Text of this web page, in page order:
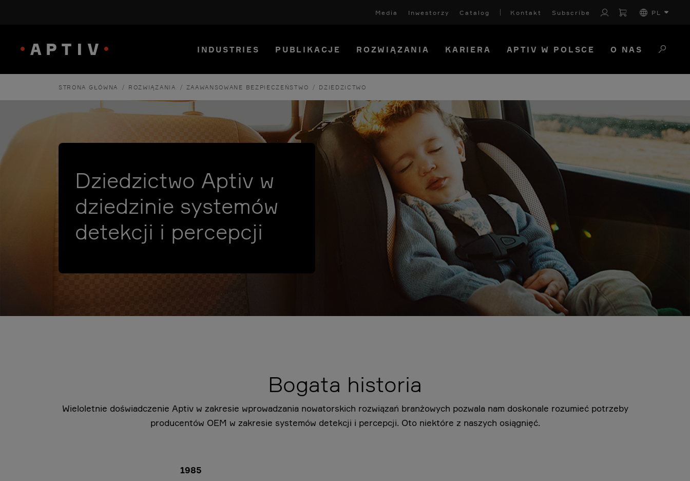
STRONA GŁÓWNA / ROZWIĄZANIA / ZAAWANSOWANE BEZPIECZEŃSTWO / DZIEDZICTWO
Media Inwestorzy Catalog Kontakt Subscribe PL
INDUSTRIES PUBLIKACJE ROZWIĄZANIA KARIERA APTIV W POLSCE O NAS
Dziedzictwo Aptiv w
dziedzinie systemów
detekcji i percepcji
Bogata historia
Wieloletnie doświadczenie Aptiv w zakresie wprowadzania nowatorskich rozwiązań branżowych pozwala nam doskonale rozumieć potrzeby
producentów OEM w zakresie systemów detekcji i percepcji. Oto niektóre z naszych osiągnięć.
1985